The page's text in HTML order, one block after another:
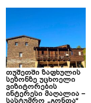
თუშეთში ზაფხულის
სეზონზე უცხოელი
ვიზიტორების
ინტერესი მაღალია –